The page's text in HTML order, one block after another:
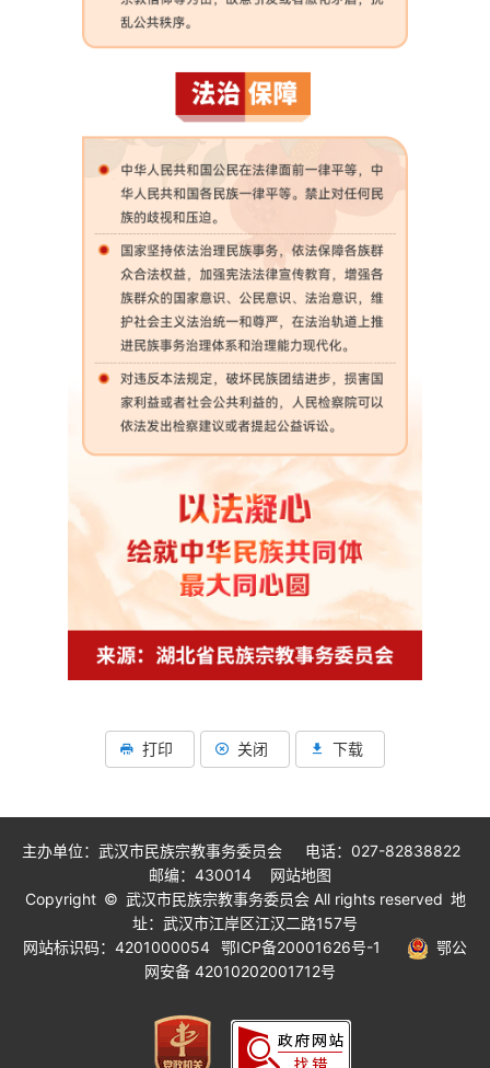
打印 关闭 下载
主办单位：武汉市民族宗教事务委员会 电话：027-82838822
邮编：430014
网站地图
Copyright © 武汉市民族宗教事务委员会 All rights reserved 地
址：武汉市江岸区江汉二路157号
网站标识码：4201000054 鄂ICP备20001626号-1
鄂公
网安备 42010202001712号